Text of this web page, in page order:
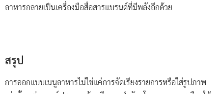
อาหารกลายเป็นเครื่องมือสื่อสารแบรนด์ที่มีพลังอีกด้วย
สรุป
การออกแบบเมนูอาหารไม่ใช่แค่การจัดเรียงรายการหรือใส่รูปภาพ